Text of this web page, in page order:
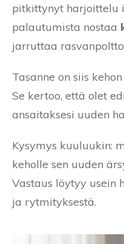
pitkittynyt harjoittelu
palautumista nostaa
jarruttaa
Tasanne on siis
Se kertoo, että olet
ansaitaksesi uuden
Kysymys kuuluukin:
keholle sen uuden
Vastaus löytyy usein
ja rytmityksestä.